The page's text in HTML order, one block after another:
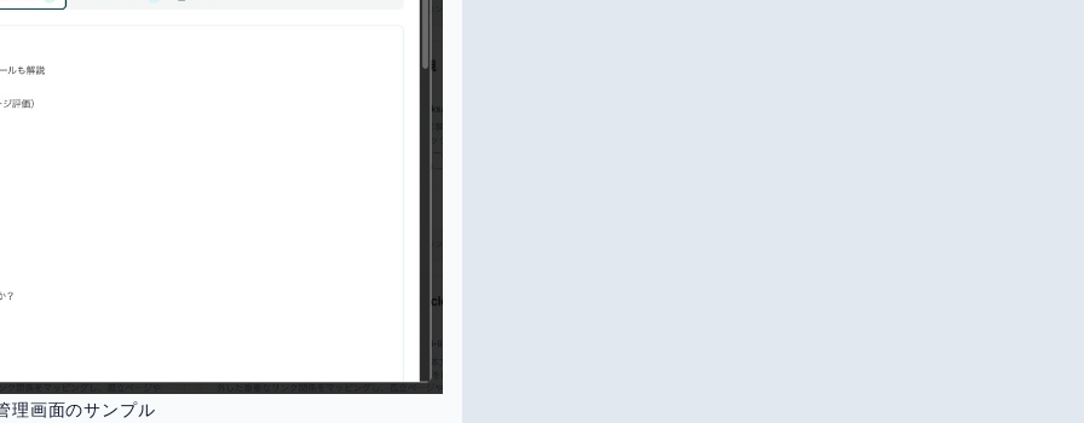
理画面のサンプル